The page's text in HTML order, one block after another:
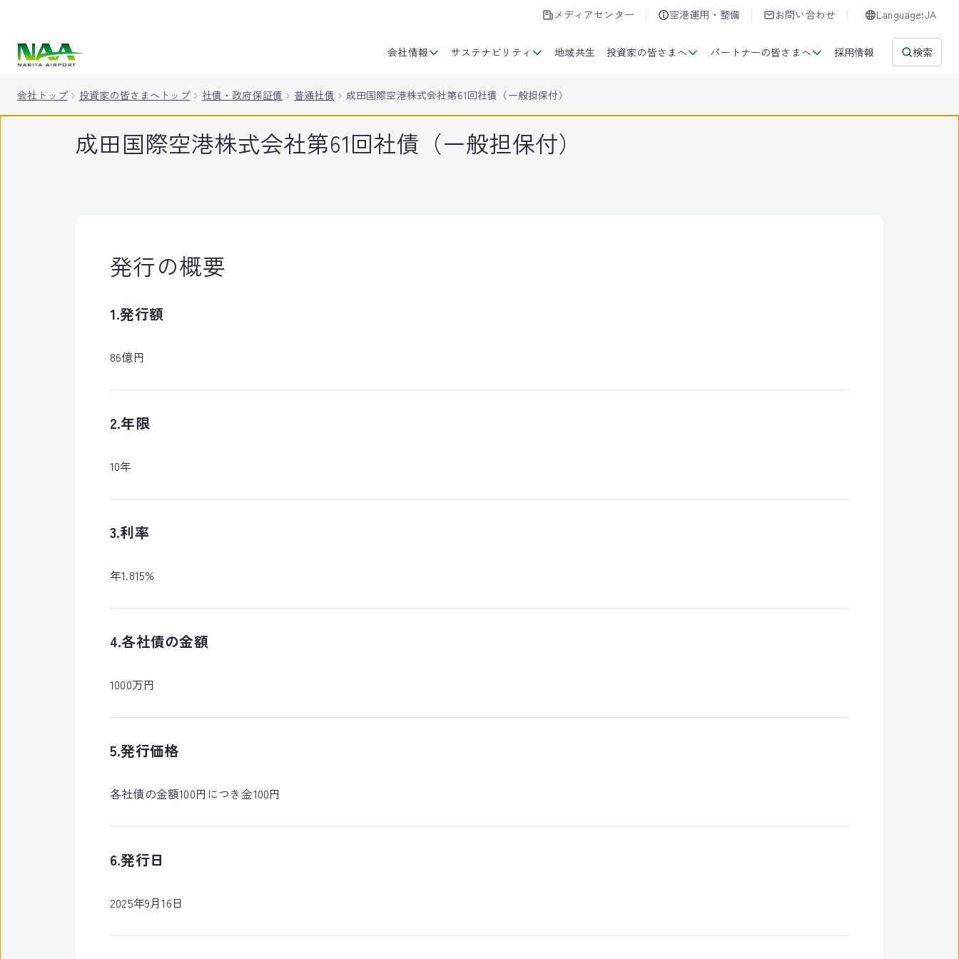
メディアセンター 空港運用・整備 お問い合わせ Language:JA
会社情報 サステナビリティ 地域共生 投資家の皆さまへ パートナーの皆さまへ 採用情報 検索
会社トップ 投資家の皆さまへトップ 社債・政府保証債 普通社債 成田国際空港株式会社第61回社債（一般担保付）
成田国際空港株式会社第61回社債（一般担保付）
発行の概要
1.発行額
86億円
2.年限
10年
3.利率
年1.815%
4.各社債の金額
1000万円
5.発行価格
各社債の金額100円につき金100円
6.発行日
2025年9月16日